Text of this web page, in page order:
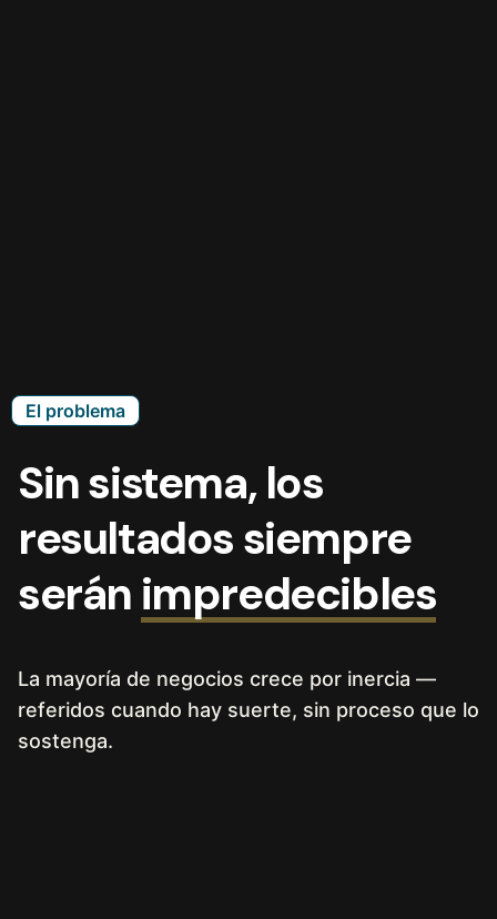
El problema
Sin sistema, los
resultados siempre
serán impredecibles
La mayoría de negocios crece por inercia —
referidos cuando hay suerte, sin proceso que lo
sostenga.